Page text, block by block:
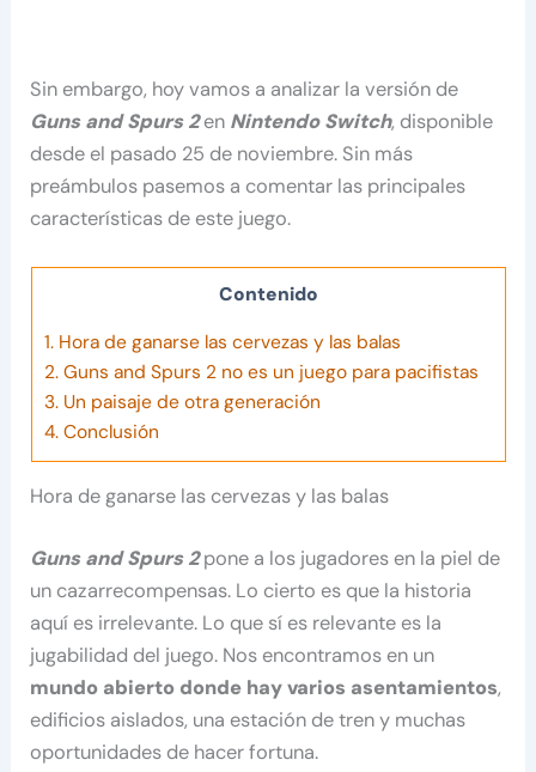
Sin embargo, hoy vamos a analizar la versión de
Guns and Spurs 2en Nintendo Switch, disponible
desde el pasado 25 de noviembre. Sin más
preámbulos pasemos a comentar las principales
características de este juego.
Contenido
1.Hora de ganarse las cervezas y las balas
2.Guns and Spurs 2 no es un juego para pacifistas
3.Un paisaje de otra generación
4.Conclusión
Hora de ganarse las cervezas y las balas
Guns and Spurs 2pone a los jugadores en la piel de
un cazarrecompensas. Lo cierto es que la historia
aquí es irrelevante. Lo que sí es relevante es la
jugabilidad del juego. Nos encontramos en un
mundo abierto donde hay varios asentamientos,
edificios aislados, una estación de tren y muchas
oportunidades de hacer fortuna.